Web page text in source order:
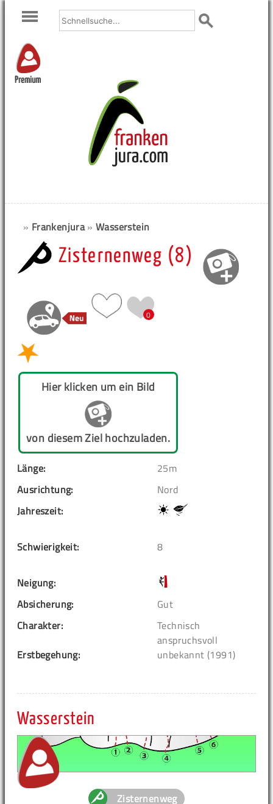
Premium
» Frankenjura»Wasserstein
Zisternenweg (8)
0
Hier klicken um ein Bild
von diesem Ziel hochzuladen.
Länge:
25m
Ausrichtung:
Nord
Jahreszeit:
Schwierigkeit: 8
Neigung:
Absicherung:
Gut
Charakter:
Technisch
anspruchsvoll
Erstbegehung:
unbekannt (1991)
Wasserstein
Zisternenweg